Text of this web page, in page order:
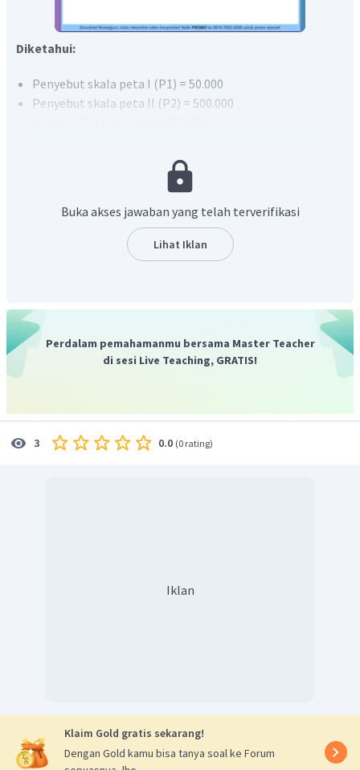
Diketahui:
Penyebut skala peta I (P1) = 50.000
Penyebut skala peta II (P2) = 500.000
Jarak A - B pada peta II (d2) ?
Jarak Kota A ke Kota B pada peta I adalah 50 cm.
Jadi, jawaban yang tepat adalah B.
Buka akses jawaban yang telah terverifikasi
Lihat Iklan
Perdalam pemahamanmu bersama Master Teacher
di sesi Live Teaching, GRATIS!
3 0.0 (0 rating)
Iklan
Klaim Gold gratis sekarang!
Dengan Gold kamu bisa tanya soal ke Forum